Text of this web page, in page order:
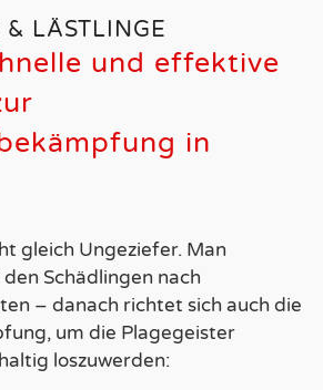
LÄSTLINGE
und effektive
in
gleich Ungeziefer. Man
Schädlingen nach
– danach richtet sich auch die
um die Plagegeister
loszuwerden: